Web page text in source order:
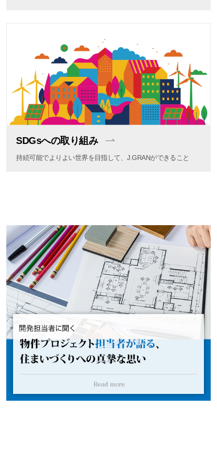
SDGsへの取り組み
持続可能でよりよい世界を目指して、J.GRANができること